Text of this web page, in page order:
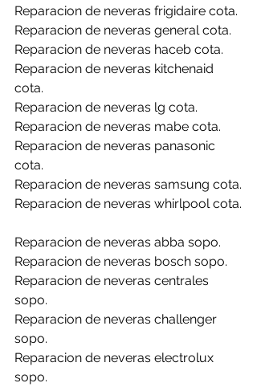
Reparacion de neveras frigidaire cota.
Reparacion de neveras general cota.
Reparacion de neveras haceb cota.
Reparacion de neveras kitchenaid
cota.
Reparacion de neveras lg cota.
Reparacion de neveras mabe cota.
Reparacion de neveras panasonic
cota.
Reparacion de neveras samsung cota.
Reparacion de neveras whirlpool cota.
Reparacion de neveras abba sopo.
Reparacion de neveras bosch sopo.
Reparacion de neveras centrales
sopo.
Reparacion de neveras challenger
sopo.
Reparacion de neveras electrolux
sopo.